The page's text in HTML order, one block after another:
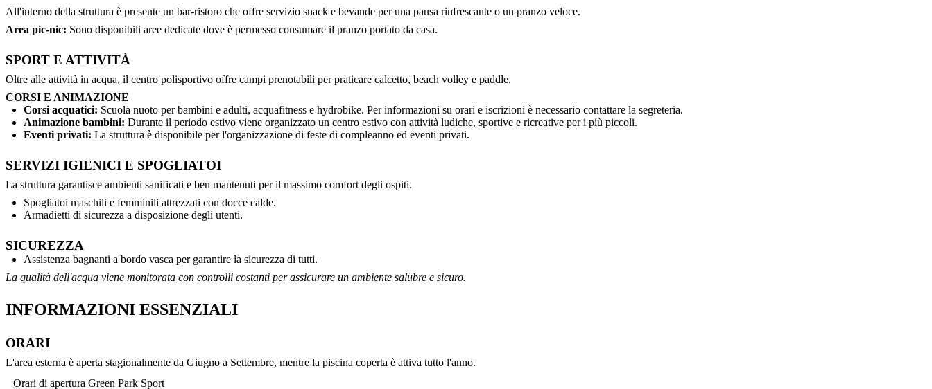
All'interno della struttura è presente un bar-ristoro che offre servizio snack e bevande per una pausa rinfrescante o un pranzo veloce.
Area pic-nic: Sono disponibili aree dedicate dove è permesso consumare il pranzo portato da casa.
SPORT E ATTIVITÀ
Oltre alle attività in acqua, il centro polisportivo offre campi prenotabili per praticare calcetto, beach volley e paddle.
CORSI E ANIMAZIONE
Corsi acquatici: Scuola nuoto per bambini e adulti, acquafitness e hydrobike. Per informazioni su orari e iscrizioni è necessario contattare la segreteria.
Animazione bambini: Durante il periodo estivo viene organizzato un centro estivo con attività ludiche, sportive e ricreative per i più piccoli.
Eventi privati: La struttura è disponibile per l'organizzazione di feste di compleanno ed eventi privati.
SERVIZI IGIENICI E SPOGLIATOI
La struttura garantisce ambienti sanificati e ben mantenuti per il massimo comfort degli ospiti.
Spogliatoi maschili e femminili attrezzati con docce calde.
Armadietti di sicurezza a disposizione degli utenti.
SICUREZZA
Assistenza bagnanti a bordo vasca per garantire la sicurezza di tutti.
La qualità dell'acqua viene monitorata con controlli costanti per assicurare un ambiente salubre e sicuro.
INFORMAZIONI ESSENZIALI
ORARI
L'area esterna è aperta stagionalmente da Giugno a Settembre, mentre la piscina coperta è attiva tutto l'anno.
Orari di apertura Green Park Sport